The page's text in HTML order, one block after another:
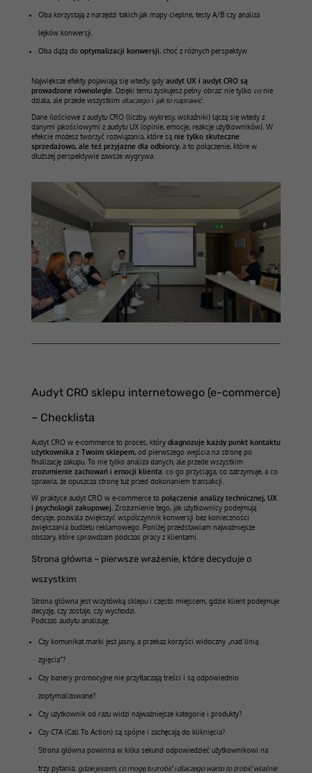
Oba korzystają z narzędzi takich jak mapy cieplne, testy A/B czy analiza
lejków konwersji.
Oba dążą do optymalizacji konwersji, choć z różnych perspektyw.
Największe efekty pojawiają się wtedy, gdy audyt UX i audyt CRO są
prowadzone równolegle. Dzięki temu zyskujesz pełny obraz: nie tylko conie
działa, ale przede wszystkim dlaczegoi jak to naprawić.
Dane ilościowe z audytu CRO (liczby, wykresy, wskaźniki) łączą się wtedy z
danymi jakościowymi z audytu UX (opinie, emocje, reakcje użytkowników). W
efekcie możesz tworzyć rozwiązania, które są nie tylko skuteczne
sprzedażowo, ale też przyjazne dla odbiorcy, a to połączenie, które w
dłuższej perspektywie zawsze wygrywa.
Audyt CRO sklepu internetowego (e-commerce)
– Checklista
Audyt CRO w e-commerce to proces, który diagnozuje każdy punkt kontaktu
użytkownika z Twoim sklepem, od pierwszego wejścia na stronę po
finalizację zakupu. To nie tylko analiza danych, ale przede wszystkim
zrozumienie zachowań i emocji klienta: co go przyciąga, co zatrzymuje, a co
sprawia, że opuszcza stronę tuż przed dokonaniem transakcji.
W praktyce audyt CRO w e-commerce to połączenie analizy technicznej, UX
i psychologii zakupowej . Zrozumienie tego, jak użytkownicy podejmują
decyzje, pozwala zwiększyć współczynnik konwersji bez konieczności
zwiększania budżetu reklamowego. Poniżej przedstawiam najważniejsze
obszary, które sprawdzam podczas pracy z klientami.
Strona główna – pierwsze wrażenie, które decyduje o
wszystkim
Strona główna jest wizytówką sklepu i często miejscem, gdzie klient podejmuje
decyzję, czy zostaje, czy wychodzi.
Podczas audytu analizuję:
Czy komunikat marki jest jasny, a przekaz korzyści widoczny „nad linią
zgięcia”?
Czy banery promocyjne nie przytłaczają treści i są odpowiednio
zoptymalizowane?
Czy użytkownik od razu widzi najważniejsze kategorie i produkty?
Czy CTA (Call To Action) są spójne i zachęcają do kliknięcia?
Strona główna powinna w kilka sekund odpowiedzieć użytkownikowi na
trzy pytania: gdzie jestem, co mogę tu zrobić i dlaczego warto to zrobić właśnie